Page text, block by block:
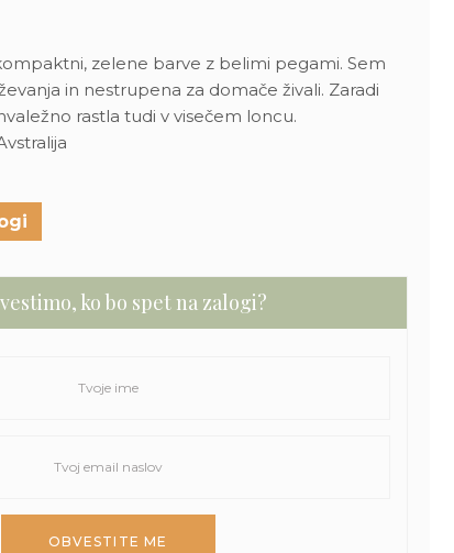
zelene barve z belimi pegami. Sem
in nestrupena za domače živali. Zaradi
rastla tudi v visečem loncu.
ko bo spet na zalogi?